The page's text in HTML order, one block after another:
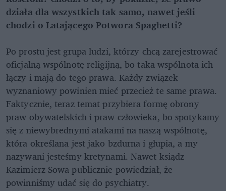
działa dla wszystkich tak samo, nawet jeśli
chodzi o Latającego Potwora Spaghetti?
Po prostu jest grupa ludzi, którzy chcą zarejestrować
oficjalną wspólnotę religijną, bo taka wspólnota ich
łączy i mają do tego prawa. Każdy związek
wyznaniowy powinien mieć przecież te same prawa.
Faktycznie, teraz temat przybiera formę obrony
praw obywatelskich i praw człowieka, bo spotykamy
się z niewybrednymi atakami na naszą wspólnotę,
która określana jest jako bzdurna i głupia, a my
nazywani jesteśmy kretynami. Nawet ksiądz
Kazimierz Sowa publicznie powiedział, że
powinniśmy udać się do psychiatry.